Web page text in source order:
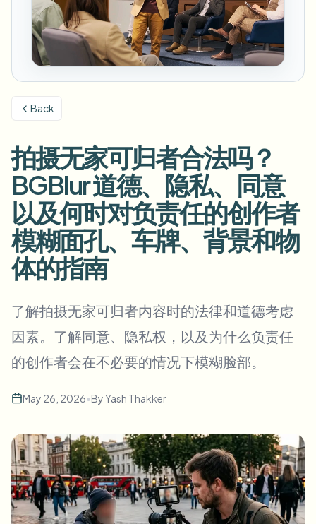
模糊车牌
模糊背景
模糊任何内容
GDPR合规模糊
街头采访模糊
游戏与直播模糊
模糊车牌
模糊人脸
AI Video Object Remover
在线模糊照片中的人脸
人脸匿名化
语音匿名处理器
换脸 - 图片
换脸 - 视频
批量视频模糊
一次处理多个视频
学校与教育
校园摄像头、讲座和地区批量隐私
媒体与娱乐
试映、发布和合规
零售与电商
医疗
诊所和面向患者的视频管理
公共部门
FOIA、安全披露和编辑
批量人脸匿名化
大批量、保留期和SLA
批量车牌模糊
车队、行车记录仪和停车场大规模处理
批量人脸模糊
高吞吐量流水线
模糊任何内容
API 和 SDK
自动化上传、任务和Webhook
联系表单
资源
常见问题
博客
Whitepapers
工具
分类
产品
Choose language
Back
拍摄无家可归者合法吗？
BGBlur 道德、隐私、同意
以及何时对负责任的创作者
模糊面孔、车牌、背景和物
体的指南
了解拍摄无家可归者内容时的法律和道德考虑
因素。了解同意、隐私权，以及为什么负责任
的创作者会在不必要的情况下模糊脸部。
May 26, 2026•ByYash Thakker